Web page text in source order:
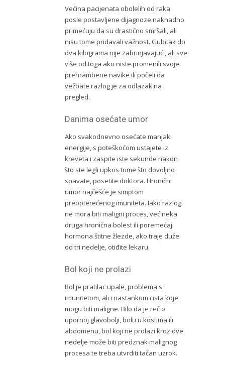
Većina pacijenata obolelih od raka
posle postavljene dijagnoze naknadno
primećuju da su drastično smršali, ali
nisu tome pridavali važnost. Gubitak do
dva kilograma nije zabrinjavajući, ali sve
više od toga ako niste promenili svoje
prehrambene navike ili počeli da
vežbate razlog je za odlazak na
pregled.
Danima osećate umor
Ako svakodnevno osećate manjak
energije, s poteškoćom ustajete iz
kreveta i zaspite iste sekunde nakon
što ste legli upkos tome što dovoljno
spavate, posetite doktora. Hronični
umor najčešće je simptom
preopterećenog imuniteta. Iako razlog
ne mora biti maligni proces, već neka
druga hronična bolest ili poremećaj
hormona štitne žlezde, ako traje duže
od tri nedelje, otiđite lekaru.
Bol koji ne prolazi
Bol je pratilac upale, problema s
imunitetom, ali i nastankom cista koje
mogu biti maligne. Bilo da je reč o
upornoj glavobolji, bolu u kostima ili
abdomenu, bol koji ne prolazi kroz dve
nedelje može biti predznak malignog
procesa te treba utvrditi tačan uzrok.